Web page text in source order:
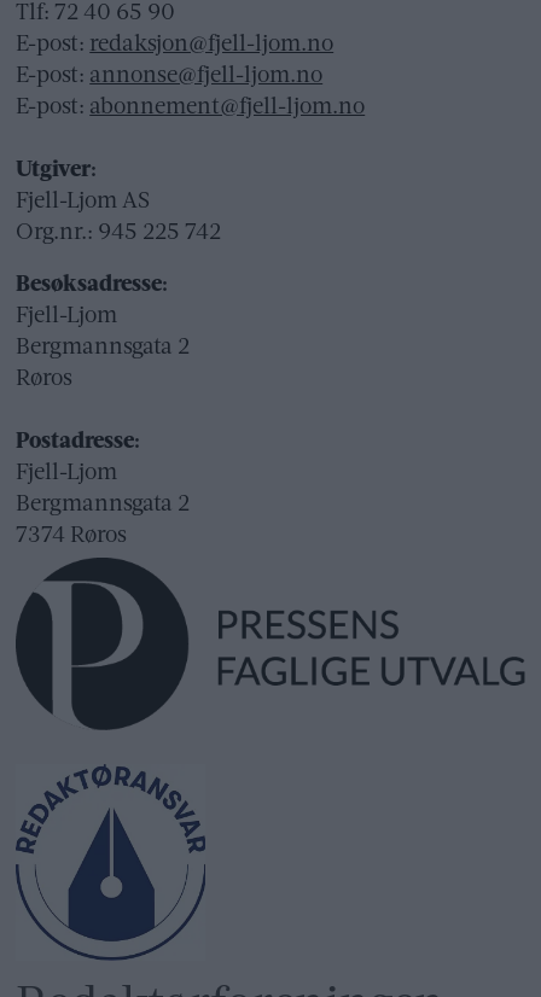
Tlf: 72 40 65 90
E-post: redaksjon@fjell-ljom.no
E-post: annonse@fjell-ljom.no
E-post: abonnement@fjell-ljom.no
Utgiver:
Fjell-Ljom AS
Org.nr.: 945 225 742
Besøksadresse:
Fjell-Ljom
Bergmannsgata 2
Røros
Postadresse:
Fjell-Ljom
Bergmannsgata 2
7374 Røros